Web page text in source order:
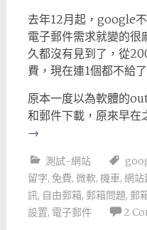
去年12月起，google
電子郵件需求就變的
久都沒有見到了，從
費，現在連1個都不給了
原本一度以為軟體的
和郵件下載，原來早在
→
測試-網站
留字, 免費, 微軟, 機車, 網站
訊, 自由郵箱, 郵箱問題, 郵
設置, 電子郵件 2